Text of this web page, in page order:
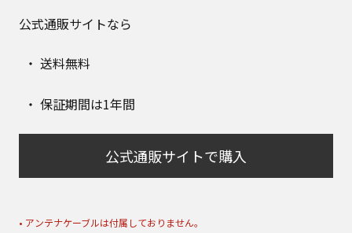
公式通販サイトなら
送料無料
保証期間は1年間
公式通販サイトで購入
• アンテナケーブルは付属しておりません。